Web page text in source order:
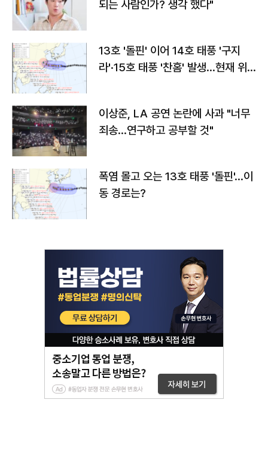
되는 사람인가? 생각 했다"
13호 '돌핀' 이어 14호 태풍 '구지
라'·15호 태풍 '찬홈' 발생…현재 위
이상준, LA 공연 논란에 사과 "너무
죄송…연구하고 공부할 것"
폭염 몰고 오는 13호 태풍 '돌핀'…이
동 경로는?